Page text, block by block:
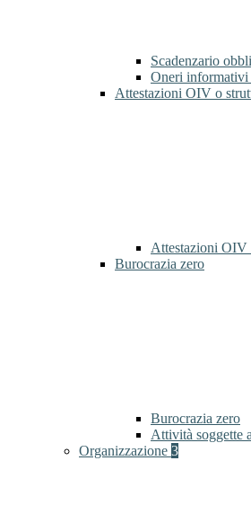
Scadenzario
Oneri informativi
Attestazioni OIV o
Attestazioni OIV
Burocrazia zero
Burocrazia zero
Attività soggette
Organizzazione 3